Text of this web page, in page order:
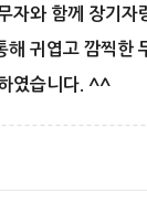
자와 함께 장기자
해 귀엽고 깜찍한
였습니다. ​^^